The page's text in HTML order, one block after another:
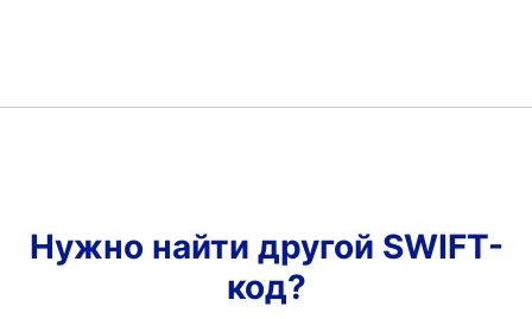
Нужно найти другой SWIFT-
код?